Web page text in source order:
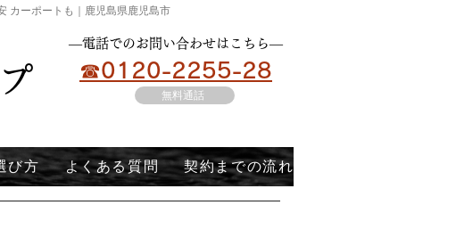
カーポートも｜鹿児島県鹿児島市
​―電話でのお問い合わせはこちら―
☎0120-2255-28
無料通話
び方 よくある質問 契約までの流れ